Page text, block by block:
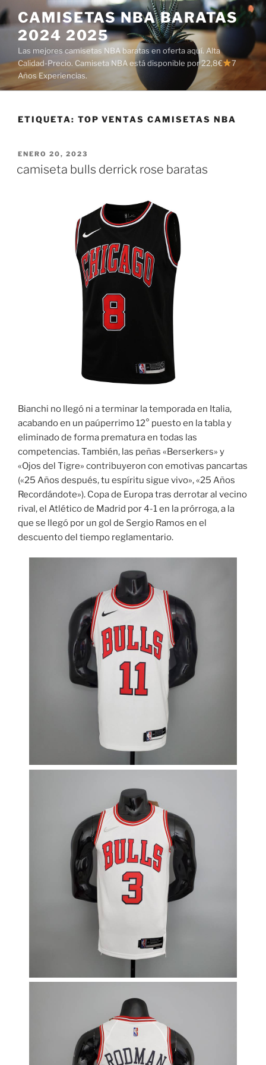
Saltar
al
contenido
CAMISETAS NBA BARATAS
2024 2025
Las mejores camisetas NBA baratas en oferta aquí. Alta
Calidad-Precio. Camiseta NBA está disponible por 22,8€
7
Años Experiencias.
ETIQUETA: TOP VENTAS CAMISETAS NBA
PUBLICADO
ENERO 20, 2023
camiseta bulls derrick rose baratas
Bianchi no llegó ni a terminar la temporada en Italia,
acabando en un paúperrimo 12° puesto en la tabla y
eliminado de forma prematura en todas las
competencias. También, las peñas «Berserkers» y
«Ojos del Tigre» contribuyeron con emotivas pancartas
(«25 Años después, tu espíritu sigue vivo», «25 Años
Recordándote»). Copa de Europa tras derrotar al vecino
rival, el Atlético de Madrid por 4-1 en la prórroga, a la
que se llegó por un gol de Sergio Ramos en el
descuento del tiempo reglamentario.